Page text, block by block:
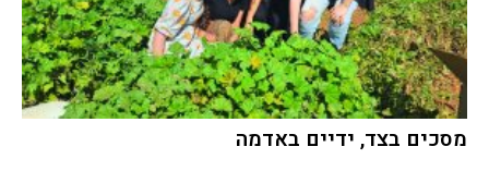
מסכים בצד, ידיים באדמה